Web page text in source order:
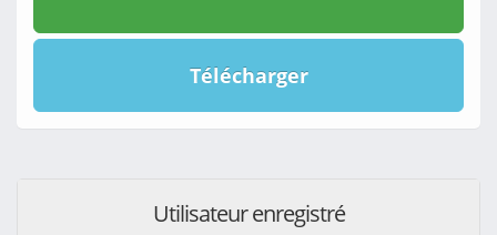
Télécharger
Utilisateur enregistré